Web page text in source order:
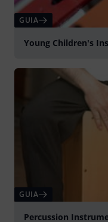
GUIA
Young Children's
GUIA
Percussion